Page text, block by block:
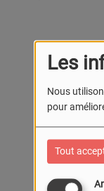
Les
Nous
pour
Tout